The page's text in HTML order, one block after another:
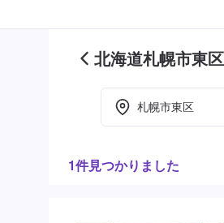
北海道札幌市東
目)
札幌市東区
1件見つかりました